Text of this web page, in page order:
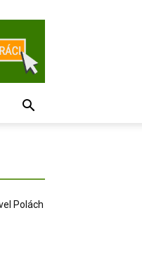
Polách